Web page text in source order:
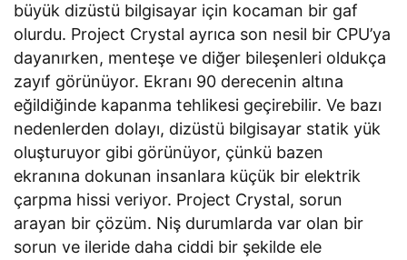
büyük dizüstü bilgisayar için kocaman bir gaf
olurdu. Project Crystal ayrıca son nesil bir CPU’ya
dayanırken, menteşe ve diğer bileşenleri oldukça
zayıf görünüyor. Ekranı 90 derecenin altına
eğildiğinde kapanma tehlikesi geçirebilir. Ve bazı
nedenlerden dolayı, dizüstü bilgisayar statik yük
oluşturuyor gibi görünüyor, çünkü bazen
ekranına dokunan insanlara küçük bir elektrik
çarpma hissi veriyor. Project Crystal, sorun
arayan bir çözüm. Niş durumlarda var olan bir
sorun ve ileride daha ciddi bir şekilde ele